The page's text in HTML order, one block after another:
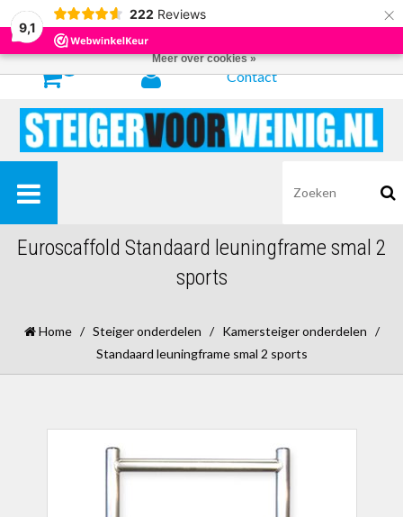
9,1
222 Reviews ×
Contact
Euroscaffold Standaard leuningframe smal 2
sports
Home / Steiger onderdelen / Kamersteiger onderdelen /
Standaard leuningframe smal 2 sports
Door het gebruiken van onze website, ga je akkoord met het gebruik van
cookies om onze website te verbeteren.
Meer over cookies »